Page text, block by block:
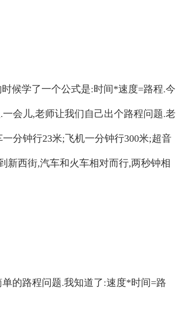
候学了一个公式是:时间*速度=路程.今
会儿,老师让我们自己出个路程问题.老
分钟行23米;飞机一分钟行300米;超音
新西街,汽车和火车相对而行,两秒钟相
的路程问题.我知道了:速度*时间=路